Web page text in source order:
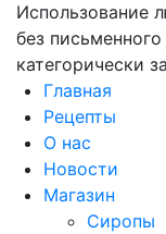
Использование
без
категорически
Главная
Рецепты
О нас
Новости
Магазин
Сиропы